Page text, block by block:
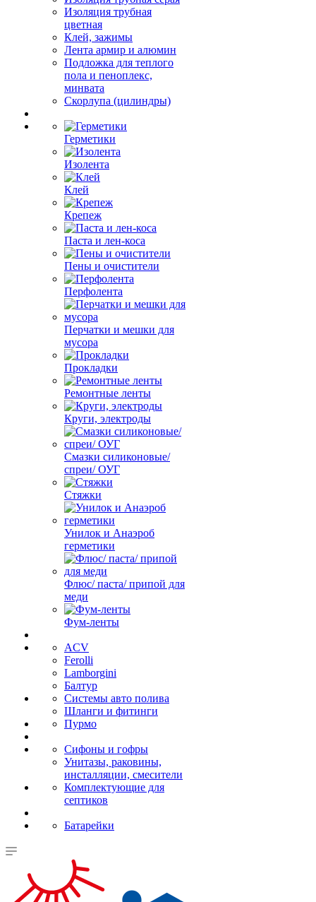
Изоляция трубная
цветная
Клей, зажимы
Лента армир и алюмин
Подложка для теплого
пола и пеноплекс,
минвата
Скорлупа (цилиндры)
Герметики
Изолента
Клей
Крепеж
Паста и лен-коса
Пены и очистители
Перфолента
Перчатки и мешки для
мусора
Прокладки
Ремонтные ленты
Круги, электроды
Смазки силиконовые/
спреи/ ОУГ
Стяжки
Унилок и Анаэроб
герметики
Флюс/ паста/ припой для
меди
Фум-ленты
ACV
Ferolli
Lamborgini
Балтур
Системы авто полива
Шланги и фитинги
Пурмо
Сифоны и гофры
Унитазы, раковины,
инсталляции, смесители
Комплектующие для
септиков
Батарейки